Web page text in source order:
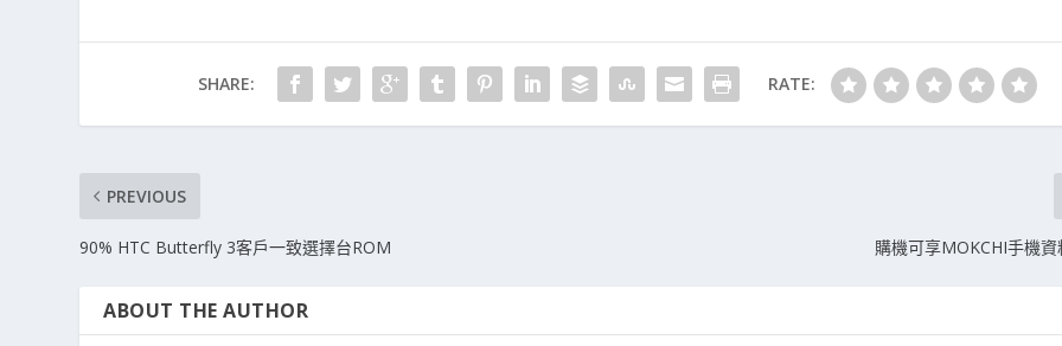
SHARE: RATE:
PREVIOUS
90% HTC Butterfly 3客戶一致選擇台ROM 購機可享MOKCHI手機
ABOUT THE AUTHOR